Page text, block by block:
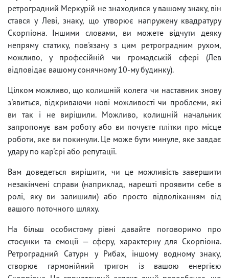
ретроградний Меркурій не знаходився у вашому знаку, він
стався у Леві, знаку, що утворює напружену квадратуру
Скорпіона. Іншими словами, ви можете відчути деяку
непряму статику, пов'язану з цим ретроградним рухом,
можливо, у професійній чи громадській сфері (Лев
відповідає вашому сонячному 10-му будинку).
Цілком можливо, що колишній колега чи наставник знову
з'явиться, відкриваючи нові можливості чи проблеми, які
ви так і не вирішили. Можливо, колишній начальник
запропонує вам роботу або ви почуєте плітки про місце
роботи, яке ви покинули. Це може бути минуле, яке завдає
удару по кар'єрі або репутації.
Вам доведеться вирішити, чи це можливість завершити
незакінчені справи (наприклад, нарешті проявити себе в
ролі, яку ви залишили) або просто відволіканням від
вашого поточного шляху.
На більш особистому рівні давайте поговоримо про
стосунки та емоції — сферу, характерну для Скорпіона.
Ретроградний Сатурн у Рибах, іншому водному знаку,
створює гармонійний тригон із вашою енергією